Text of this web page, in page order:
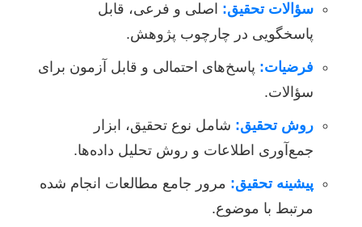
سؤالات تحقیق: اصلی و فرعی، قابل
پاسخگویی در چارچوب پژوهش.
فرضیات: پاسخ‌های احتمالی و قابل آزمون برای
سؤالات.
روش تحقیق: شامل نوع تحقیق، ابزار
جمع‌آوری اطلاعات و روش تحلیل داده‌ها.
پیشینه تحقیق: مرور جامع مطالعات انجام شده
مرتبط با موضوع.